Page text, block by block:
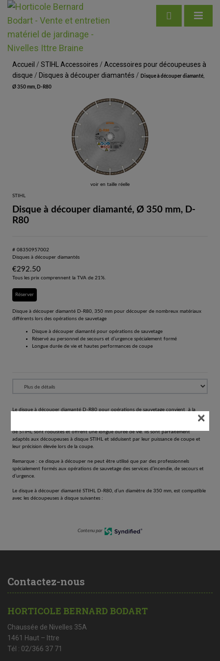
Accueil / STIHL Accessoires / Accessoires pour découpeuses à
disque / Disques à découper diamantés / Disque à découper diamanté,
Ø 350 mm, D-R80
voir en taille réelle
STIHL
Disque à découper diamanté, Ø 350 mm, D-
R80
# 08350957002
Disques à découper diamantés
€292.50
Tous les prix comprennent la TVA de 21%.
Réserver
Disque à découper diamanté D-R80, 350 mm pour découper de nombreux matériaux
différents lors des opérations de sauvetage
Disque à découper diamanté pour opérations de sauvetage
Réservé au personnel de secours et d’urgence spécialement formé
Longue durée de vie et hautes performances de coupe
Le disque à découper diamanté D-R80 pour opérations de sauvetage convient à la
découpe de métaux, matériaux composites, matériaux de construction, plastiques, verre,
de STIHL sont robustes et offrent une longue durée de vie. Ils sont parfaitement
adaptés aux découpeuses à disque STIHL et séduisent par leur puissance de coupe et
leur précision élevée lors de la coupe.
Remarque : ce disque à découper ne peut être utilisé que par des professionnels
spécialement formés aux opérations de sauvetage des services d’incendie, de secours et
d’urgence.
Le disque à découper diamanté STIHL D-R80, d’un diamètre de 350 mm, est compatible
avec les découpeuses à disque suivantes :
Contenu par
Contactez-nous
HORTICOLE BERNARD BODART
Chaussée de Nivelles 35A
1461 Haut – Ittre
Tél : 02/366 37 71
×